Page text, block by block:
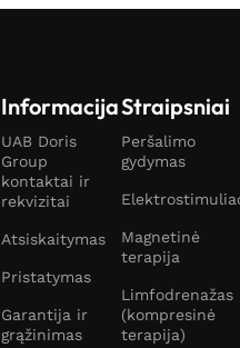
Informacija
UAB Doris
Group
kontaktai ir
rekvizitai
Atsiskaitymas
Pristatymas
Garantija ir
grąžinimas
Straipsniai
Peršalimo
gydymas
Magnetinė
terapija
Limfodrenažas
(kompresinė
terapija)